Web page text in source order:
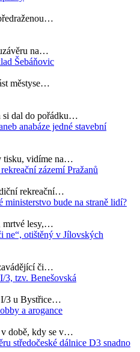
na…
Šebáňovic
městyse…
si dal do pořádku…
anabáze jedné stavební
tisku, vidíme na…
zázemí Pražanů
rekreační…
bude na straně lidí?
mrtvé lesy,…
ne“, otištěný v Jílovských
či…
3, tzv. Benešovská
I/3 u Bystřice…
a arogance
v době, kdy se v…
středočeské dálnice D3 snadno